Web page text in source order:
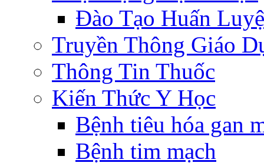
Đào Tạo Huấn
Truyền Thông Giáo
Thông Tin Thuốc
Kiến Thức Y Học
Bệnh tiêu hóa gan
Bệnh tim mạch